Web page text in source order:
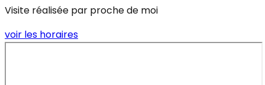
Visite réalisée par proche de moi
voir les horaires